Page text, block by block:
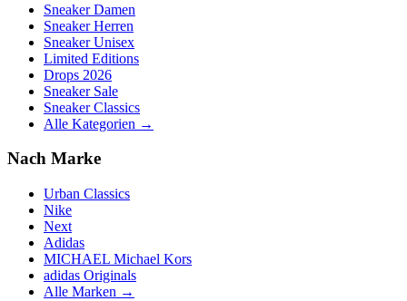
Sneaker Damen
Sneaker Herren
Sneaker Unisex
Limited Editions
Drops 2026
Sneaker Sale
Sneaker Classics
Alle Kategorien →
Nach Marke
Urban Classics
Nike
Next
Adidas
MICHAEL Michael Kors
adidas Originals
Alle Marken →